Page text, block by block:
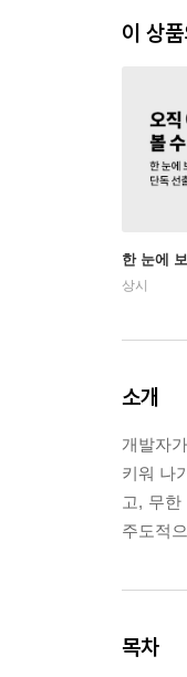
이 상
한 눈에
상시
소개
개발자
키워 나
고, 무
주도적
목차